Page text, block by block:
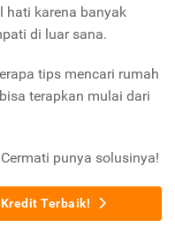
hati karena banyak
di luar sana.
tips mencari rumah
terapkan mulai dari
punya solusinya!
Terbaik!